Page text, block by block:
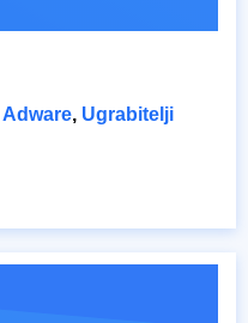
Adware, Ugrabitelji